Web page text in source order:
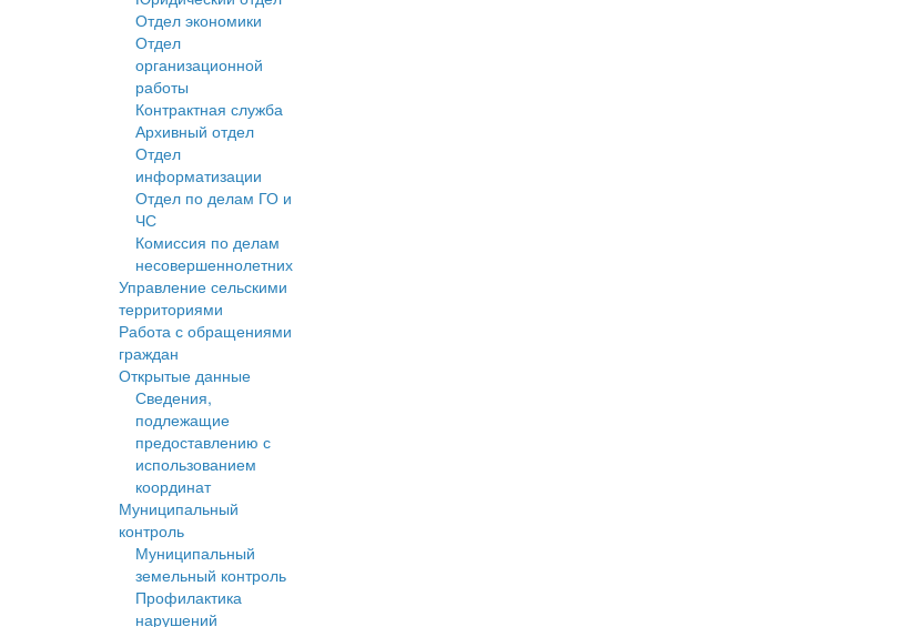
Отдел экономики
Отдел
организационной
работы
Контрактная служба
Архивный отдел
Отдел
информатизации
Отдел по делам ГО и
ЧС
Комиссия по делам
несовершеннолетних
Управление сельскими
территориями
Работа с обращениями
граждан
Открытые данные
Сведения,
подлежащие
предоставлению с
использованием
координат
Муниципальный
контроль
Муниципальный
земельный контроль
Профилактика
нарушений